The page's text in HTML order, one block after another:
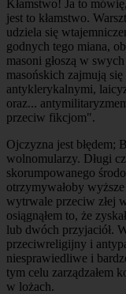
Kłamstwo! Ja to
jest to kłamstwo.
udziela się
godnych tego miana,
masoni głoszą w
masońskich zajmują
antyklerykalnymi,
oraz...
przeciw fikcjom".
Ojczyzna jest błędem;
wolnomularzy. Długi
skorumpowanego
otrzymywałoby
wytrwale przeciw złej
osiągnąłem to, że
lub dwóch przyjaciół.
przeciwreligijny i
niesprawiedliwe i
tym celu zarządzałem
w lożach.